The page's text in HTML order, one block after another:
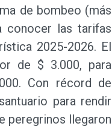
de bombeo (más
conocer las tarifas
2025-2026. El
de $ 3.000, para
Con récord de
para rendir
peregrinos llegaron